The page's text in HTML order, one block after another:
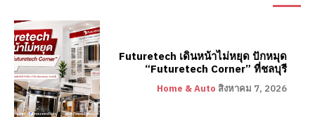
Futuretech เดินหน้าไม่หยุด ปักหมุด
“Futuretech Corner” ที่ชลบุรี
Home & Auto สิงหาคม 7, 2026